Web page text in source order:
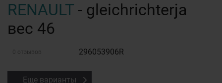
RENAULT - gleichrichterja
вес 46
0 отзывов 296053906R
Еще варианты